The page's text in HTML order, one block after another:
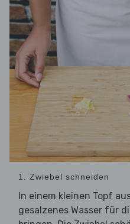
1. Zwiebel schneiden
In einem kleinen Topf
gesalzenes Wasser für